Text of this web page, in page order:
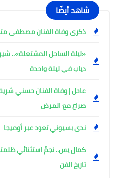
شاهد أيضًا
ذكرى وفاة الفنان مصطفى متولي
«ليلة الساحل المشتعلة»..
دياب في ليلة واحدة
عاجل | وفاة الفنان حسني
صراع مع المرض
ندى بسيوني تعود عبر أوميجا
كمال يس.. نجمٌ استثنائي
تاريخ الفن